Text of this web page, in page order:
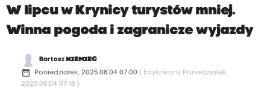
W lipcu w Krynicy turystów mniej.
Winna pogoda i zagranicze wyjazdy
Bartosz NIEMIEC
date_range Poniedziałek, 2025.08.04 07:00 ( Edytowany Poniedziałek,
2025.08.04 07:18 )